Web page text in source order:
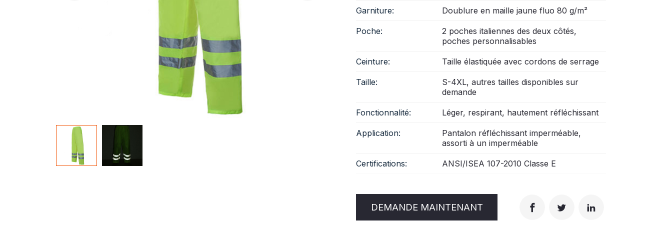
Garniture: Doublure en maille jaune fluo 80 g/m²
Poche:
2 poches italiennes des deux côtés,
poches personnalisables
Ceinture: Taille élastiquée avec cordons de serrage
Taille:
S-4XL, autres tailles disponibles sur
demande
Fonctionnalité: Léger, respirant, hautement réfléchissant
Application:
Pantalon réfléchissant imperméable,
assorti à un imperméable
Certifications: ANSI/ISEA 107-2010 Classe E
DEMANDE MAINTENANT